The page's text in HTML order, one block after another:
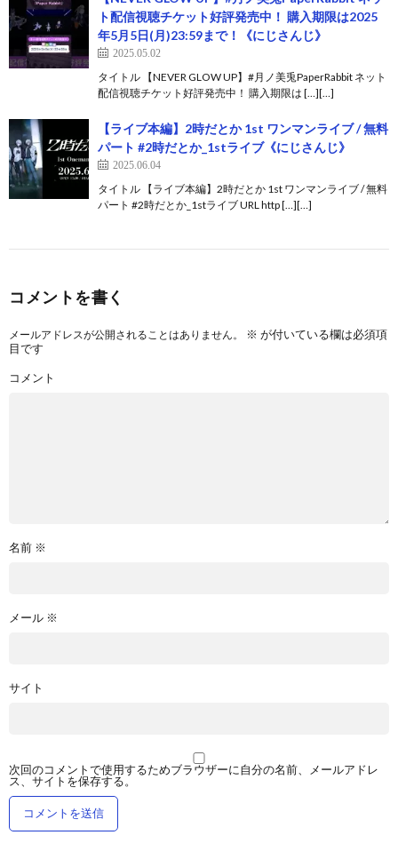
ト配信視聴チケット好評発売中！ 購入期限は2025
年5月5日(月)23:59まで！《にじさんじ》
2025.05.02
タイトル 【NEVER GLOW UP】#月ノ美兎PaperRabbit ネット
配信視聴チケット好評発売中！ 購入期限は […][…]
【ライブ本編】2時だとか 1st ワンマンライブ / 無料
パート #2時だとか_1stライブ《にじさんじ》
2025.06.04
タイトル 【ライブ本編】2時だとか 1st ワンマンライブ / 無料
パート #2時だとか_1stライブ URL http […][…]
コメントを書く
メールアドレスが公開されることはありません。 ※ が付いている欄は必須項
目です
コメント
名前 ※
メール ※
サイト
次回のコメントで使用するためブラウザーに自分の名前、メールアドレ
ス、サイトを保存する。